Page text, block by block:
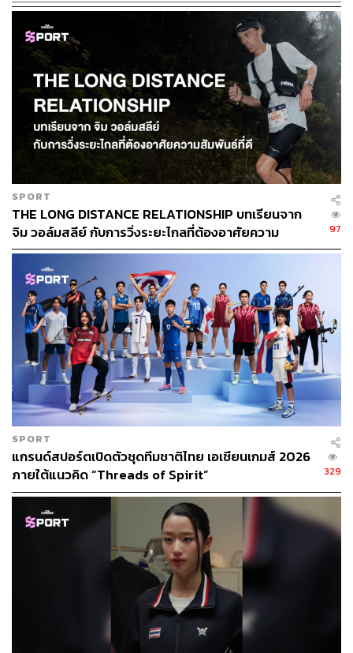
SPORT
THE LONG DISTANCE RELATIONSHIP บทเรียนจาก
จิม วอล์มสลีย์ กับการวิ่งระยะไกลที่ต้องอาศัยความ
สัมพันธ์ที่ดี
97
SPORT
แกรนด์สปอร์ตเปิดตัวชุดทีมชาติไทย เอเชียนเกมส์ 2026
ภายใต้แนวคิด “Threads of Spirit”
329